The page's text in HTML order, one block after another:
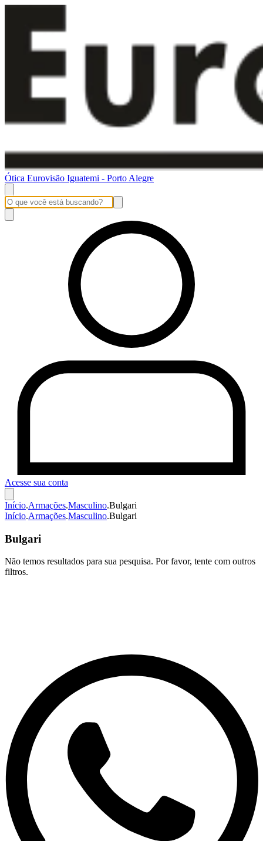
Ótica Eurovisão Iguatemi - Porto Alegre
Acesse sua conta
Início.Armações.Masculino.Bulgari
Início.Armações.Masculino.Bulgari
Bulgari
Não temos resultados para sua pesquisa. Por favor, tente com outros
filtros.